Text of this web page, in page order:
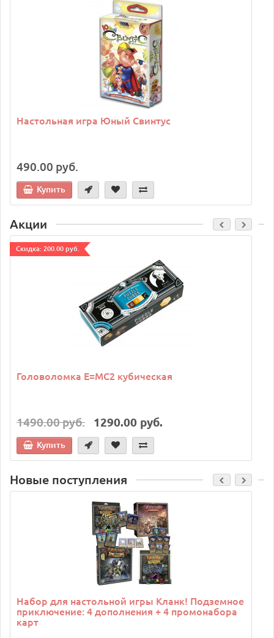
Настольная игра Юный Свинтус
490.00 руб.
Купить
Акции
Cкидка: 200.00 руб.
Головоломка E=MC2 кубическая
1490.00 руб. 1290.00 руб.
Купить
Новые поступления
Набор для настольной игры Кланк! Подземное
приключение: 4 дополнения + 4 промонабора
карт